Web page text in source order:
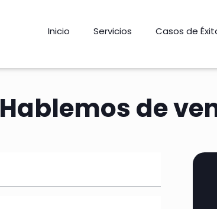
Inicio Servicios Casos de
Hablemos de